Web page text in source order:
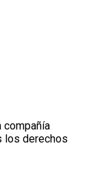
compañía
los derechos